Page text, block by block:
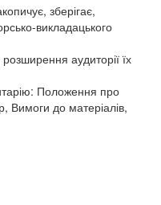
зберігає,
викладацького
аудиторії їх
Положення про
Вимоги до матеріалів,